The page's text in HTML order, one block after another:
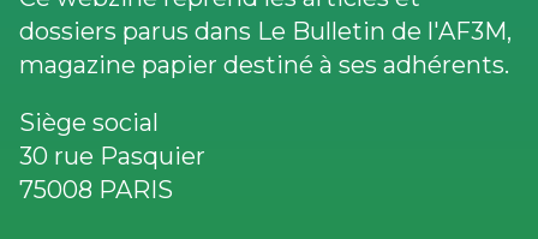
dossiers parus dans Le Bulletin de l'AF3M,
magazine papier destiné à ses adhérents.
Siège social
30 rue Pasquier
75008 PARIS